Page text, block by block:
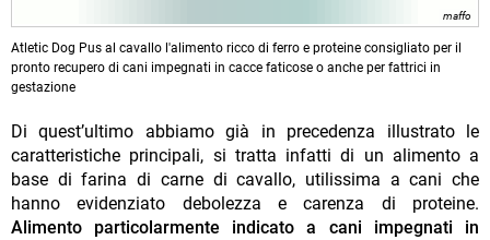
maffo
Atletic Dog Pus al cavallo l'alimento ricco di ferro e proteine consigliato per il
pronto recupero di cani impegnati in cacce faticose o anche per fattrici in
gestazione
Di quest’ultimo abbiamo già in precedenza illustrato le
caratteristiche principali, si tratta infatti di un alimento a
base di farina di carne di cavallo, utilissima a cani che
hanno evidenziato debolezza e carenza di proteine.
Alimento particolarmente indicato a cani impegnati in